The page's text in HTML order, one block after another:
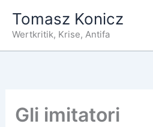
Inhalt
springen
Tomasz Konicz
Wertkritik, Krise, Antifa
Gli imitatori